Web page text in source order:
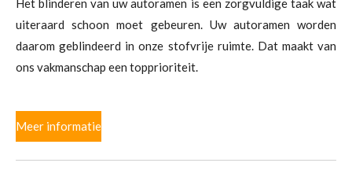
Het blinderen van uw autoramen is een zorgvuldige taak wat
uiteraard schoon moet gebeuren. Uw autoramen worden
daarom geblindeerd in onze stofvrije ruimte. Dat maakt van
ons vakmanschap een topprioriteit.
Meer informatie